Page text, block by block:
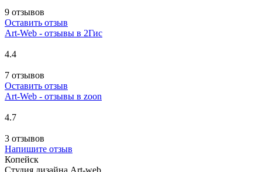
9 отзывов
Оставить отзыв
Art-Web - отзывы в 2Гис
4.4
7 отзывов
Оставить отзыв
Art-Web - отзывы в zoon
4.7
3 отзывов
Напишите отзыв
Копейск